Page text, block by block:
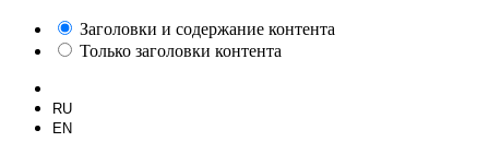
Заголовки и содержание контента
Только заголовки контента
RU
EN